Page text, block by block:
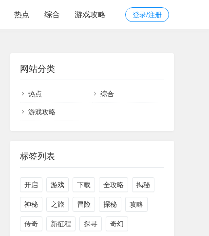
登录/注册
热点 综合 游戏攻略
网站分类
热点 综合
游戏攻略
标签列表
开启 游戏 下载 全攻略 揭秘
神秘 之旅 冒险 探秘 攻略
传奇 新征程 探寻 奇幻